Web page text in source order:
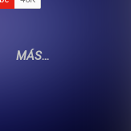
MÁS…